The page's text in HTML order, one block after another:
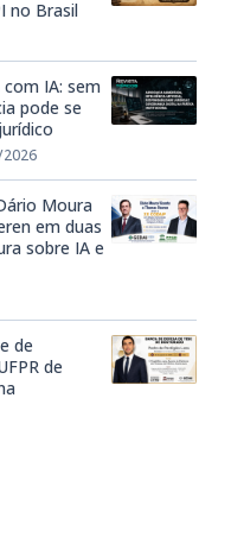
no Brasil
IA: sem
pode se
Moura
em duas
sobre IA e
de
de